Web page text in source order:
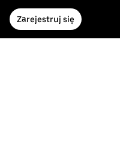
Zarejestruj się